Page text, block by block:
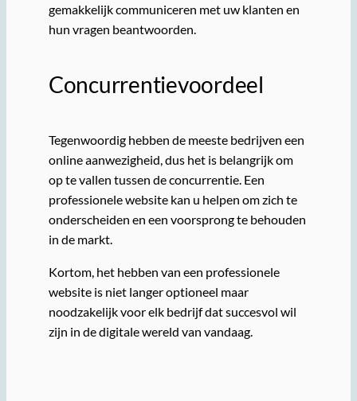
gemakkelijk communiceren met uw klanten en
hun vragen beantwoorden.
Concurrentievoordeel
Tegenwoordig hebben de meeste bedrijven een
online aanwezigheid, dus het is belangrijk om
op te vallen tussen de concurrentie. Een
professionele website kan u helpen om zich te
onderscheiden en een voorsprong te behouden
in de markt.
Kortom, het hebben van een professionele
website is niet langer optioneel maar
noodzakelijk voor elk bedrijf dat succesvol wil
zijn in de digitale wereld van vandaag.